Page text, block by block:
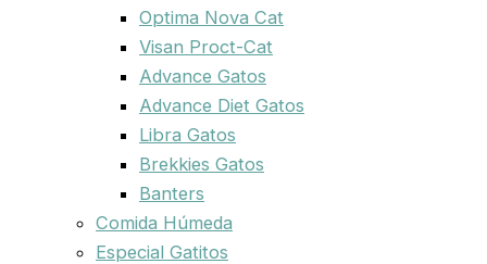
Optima Nova Cat
Visan Proct-Cat
Advance Gatos
Advance Diet Gatos
Libra Gatos
Brekkies Gatos
Banters
Comida Húmeda
Especial Gatitos